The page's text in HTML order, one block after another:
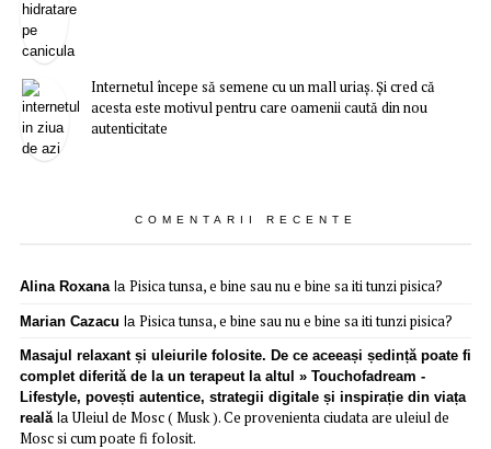
Internetul începe să semene cu un mall uriaș. Și cred că
acesta este motivul pentru care oamenii caută din nou
autenticitate
COMENTARII RECENTE
Alina Roxanala Pisica tunsa, e bine sau nu e bine sa iti tunzi pisica?
Marian Cazacu la Pisica tunsa, e bine sau nu e bine sa iti tunzi pisica?
Masajul relaxant și uleiurile folosite. De ce aceeași ședință poate fi
complet diferită de la un terapeut la altul » Touchofadream -
Lifestyle, povești autentice, strategii digitale și inspirație din viața
realălaUleiul de Mosc ( Musk ). Ce provenienta ciudata are uleiul de
Mosc si cum poate fi folosit.